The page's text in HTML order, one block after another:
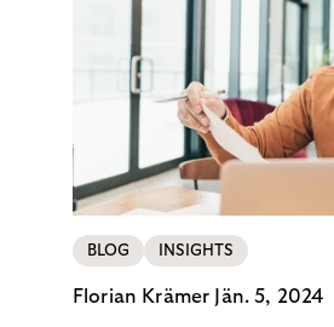
BLOG INSIGHTS
Florian Krämer Jän. 5, 2024